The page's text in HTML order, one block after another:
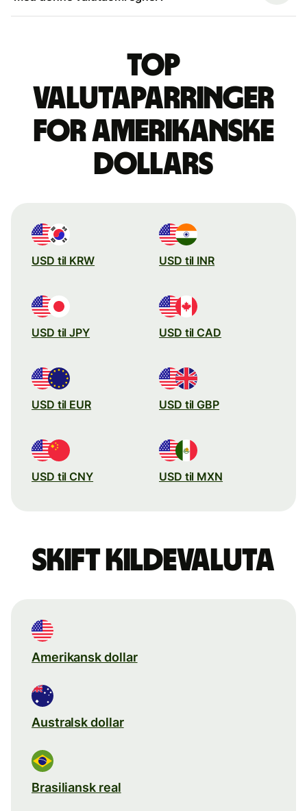
Top
valutaparringer
for amerikanske
dollars
USD til KRW USD til INR
USD til JPY USD til CAD
USD til EUR USD til GBP
USD til CNY USD til MXN
Skift kildevaluta
Amerikansk dollar
Australsk dollar
Brasiliansk real